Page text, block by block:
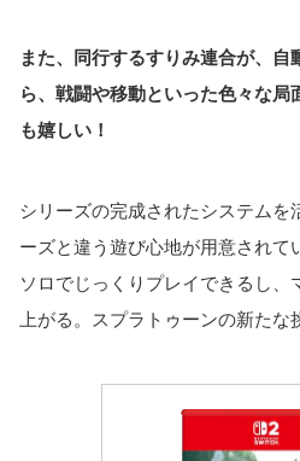
また、同行するすりみ連合が、自
ら、戦闘や移動といった色々な局
も嬉しい！
シリーズの完成されたシステムを
ーズと違う遊び心地が用意されて
ソロでじっくりプレイできるし、
上がる。スプラトゥーンの新たな